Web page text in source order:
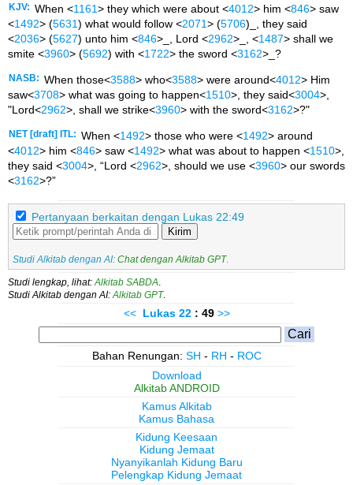
KJV: When <1161> they which were about <4012> him <846> saw
<1492> (5631) what would follow <2071> (5706)_, they said
<2036> (5627) unto him <846>_, Lord <2962>_, <1487> shall we
smite <3960> (5692) with <1722> the sword <3162>_?
NASB: When those<3588> who<3588> were around<4012> Him
saw<3708> what was going to happen<1510>, they said<3004>,
"Lord<2962>, shall we strike<3960> with the sword<3162>?"
NET [draft] ITL: When <1492> those who were <1492> around
<4012> him <846> saw <1492> what was about to happen <1510>,
they said <3004>, “Lord <2962>, should we use <3960> our swords
<3162>?”
Pertanyaan berkaitan dengan Lukas 22:49
Kirim
Studi Alkitab dengan AI: Chat dengan Alkitab GPT.
Studi lengkap, lihat: Alkitab SABDA
Studi Alkitab dengan AI: Alkitab GPT.
<< Lukas 22 : 49 >>
Bahan Renungan: SH - RH - ROC
Download
Alkitab ANDROID
Kamus Alkitab
Kamus Bahasa
Kidung Keesaan
Kidung Jemaat
Nyanyikanlah Kidung Baru
Pelengkap Kidung Jemaat